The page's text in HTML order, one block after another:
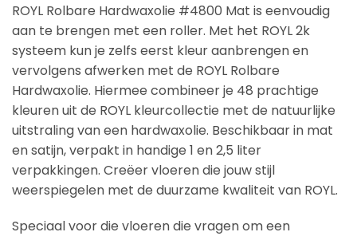
ROYL Rolbare Hardwaxolie #4800 Mat is eenvoudig
aan te brengen met een roller. Met het ROYL 2k
systeem kun je zelfs eerst kleur aanbrengen en
vervolgens afwerken met de ROYL Rolbare
Hardwaxolie. Hiermee combineer je 48 prachtige
kleuren uit de ROYL kleurcollectie met de natuurlijke
uitstraling van een hardwaxolie. Beschikbaar in mat
en satijn, verpakt in handige 1 en 2,5 liter
verpakkingen. Creëer vloeren die jouw stijl
weerspiegelen met de duurzame kwaliteit van ROYL.
Speciaal voor die vloeren die vragen om een